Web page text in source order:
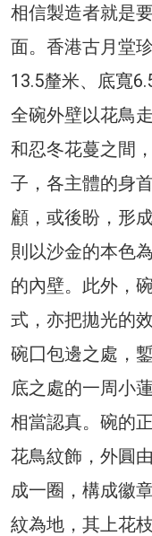
相信製造者就是
面。香港古月堂
13.5釐米、底寬
全碗外壁以花鳥
和忍冬花蔓之間
子，各主體的身
顧，或後盼，形
則以沙金的本色
的內壁。此外，
式，亦把拋光的
碗囗包邊之處，
底之處的一周小
相當認真。碗的
花鳥紋飾，外圓
成一圈，構成徽
紋為地，其上花